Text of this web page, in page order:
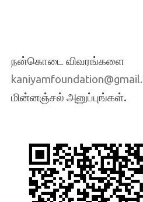
நன்கொடை விவரங்களை
மின்னஞ்சல் அனுப்புங்கள்.